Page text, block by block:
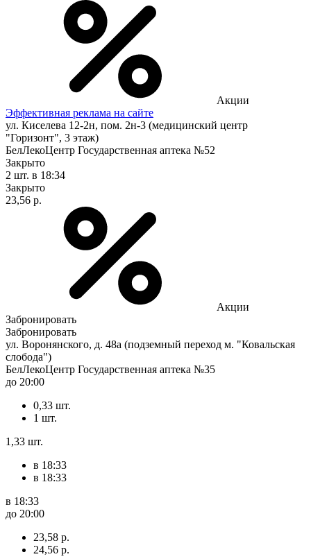
Акции
Эффективная реклама на сайте
ул. Киселева 12-2н, пом. 2н-3 (медицинский центр
"Горизонт", 3 этаж)
БелЛекоЦентр Государственная аптека №52
Закрыто
2 шт. в 18:34
Закрыто
23,56 р.
Акции
Забронировать
Забронировать
ул. Воронянского, д. 48а (подземный переход м. "Ковальская
слобода")
БелЛекоЦентр Государственная аптека №35
до 20:00
0,33 шт.
1 шт.
1,33 шт.
в 18:33
в 18:33
в 18:33
до 20:00
23,58 р.
24,56 р.